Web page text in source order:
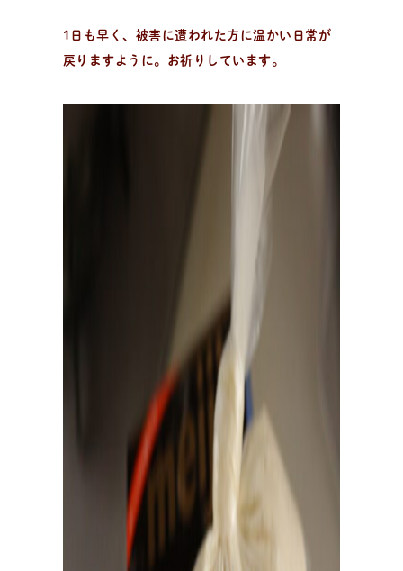
1日も早く、被害に遭われた方に温かい日常が
戻りますように。お祈りしています。